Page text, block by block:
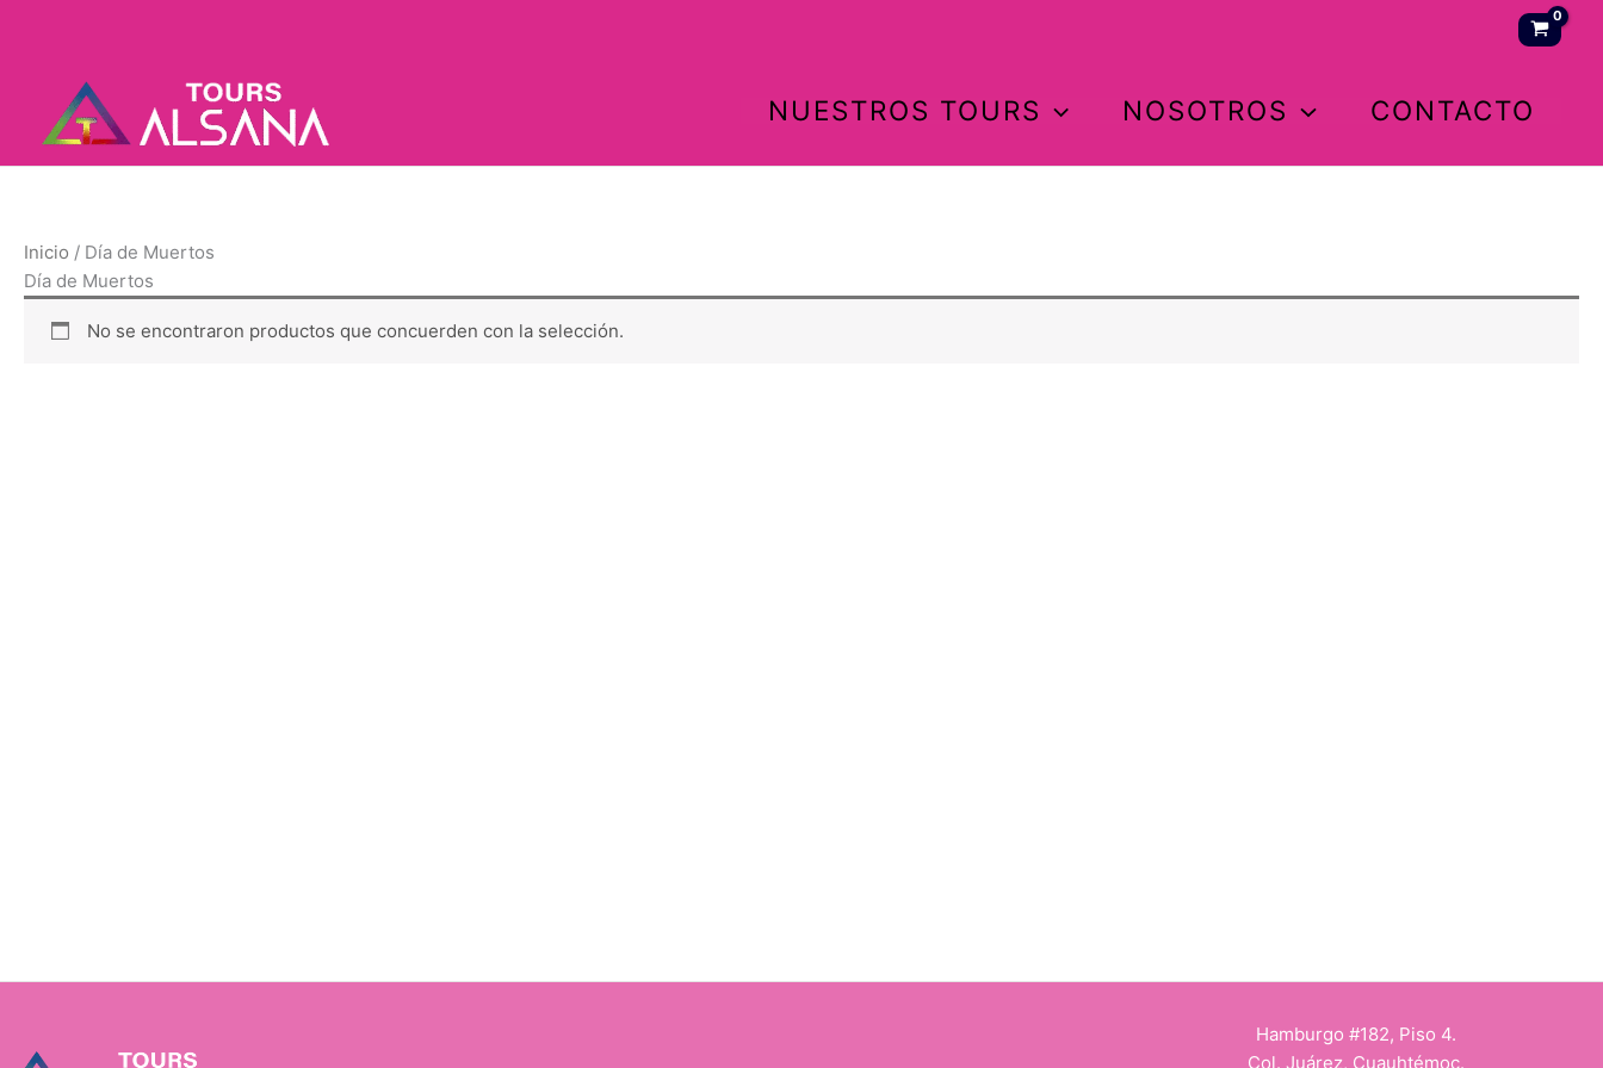
NUESTROS TOURS NOSOTROS CONTACTO
Inicio / Día de Muertos
Día de Muertos
No se encontraron productos que concuerden con la selección.
Hamburgo #182, Piso 4.
Col. Juárez, Cuauhtémoc.